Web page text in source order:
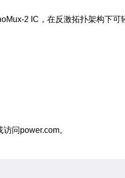
2 IC，在反激拓扑架构下可
问power.com。